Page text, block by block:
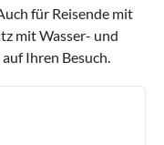
für Reisende mit
mit Wasser- und
Ihren Besuch.